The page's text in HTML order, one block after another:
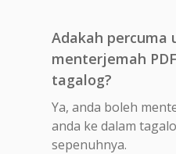
Adakah percuma
menterjemah
tagalog?
Ya, anda boleh
anda ke dalam
sepenuhnya.